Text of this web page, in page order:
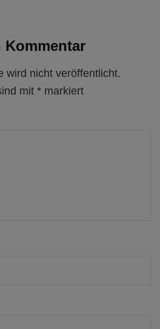
Kommentar
wird nicht veröffentlicht.
mit * markiert